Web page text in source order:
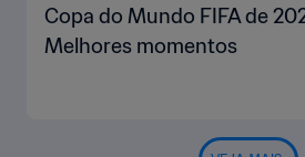
Copa do Mundo FIFA de
Melhores momentos